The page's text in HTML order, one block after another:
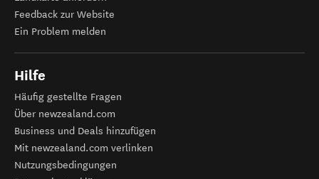
Feedback zur Website
Ein Problem melden
Hilfe
Häufig gestellte Fragen
Über newzealand.com
Business und Deals hinzufügen
Mit newzealand.com verlinken
Nutzungsbedingungen